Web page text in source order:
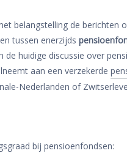
belangstelling de berichten
tussen enerzijds
de huidige discussie over
aan een verzekerde
Nederlanden of
bij pensioenfondsen: